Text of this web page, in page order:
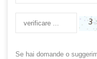
Se hai domande o